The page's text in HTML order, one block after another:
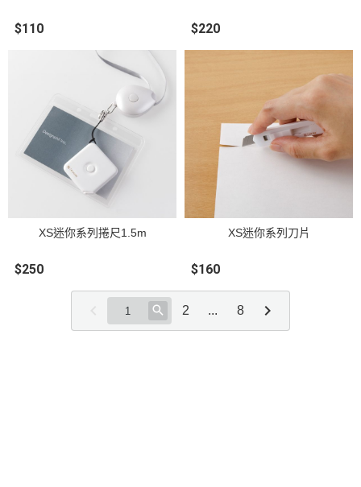
$110 $220
XS迷你系列捲尺1.5m
$250
XS迷你系列刀片
$160
2 ... 8